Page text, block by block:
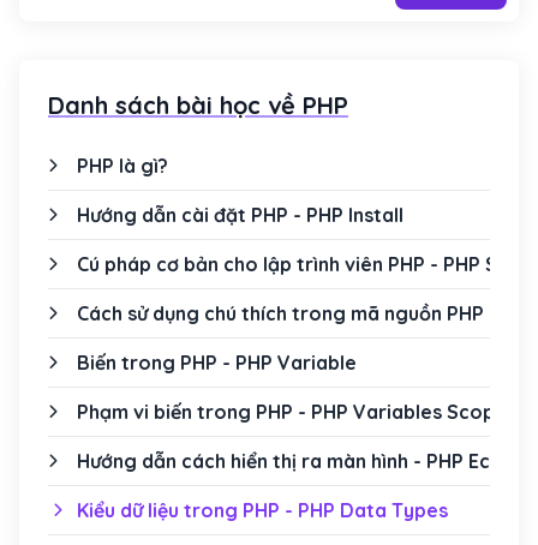
Danh sách bài học về PHP
PHP là gì?
Hướng dẫn cài đặt PHP - PHP Install
Cú pháp cơ bản cho lập trình viên PHP - PHP
Cách sử dụng chú thích trong mã nguồn PHP -
Biến trong PHP - PHP Variable
Phạm vi biến trong PHP - PHP Variables Scope
Hướng dẫn cách hiển thị ra màn hình - PHP Echo
Kiểu dữ liệu trong PHP - PHP Data Types